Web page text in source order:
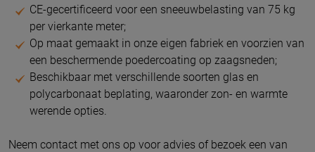
CE-gecertificeerd voor een sneeuwbelasting van 75 kg
per vierkante meter;
Op maat gemaakt in onze eigen fabriek en voorzien van
een beschermende poedercoating op zaagsneden;
Beschikbaar met verschillende soorten glas en
polycarbonaat beplating, waaronder zon- en warmte
werende opties.
Neem contact met ons op voor advies of bezoek een van